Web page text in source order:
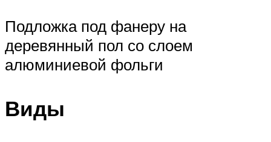
Подложка под фанеру на
деревянный пол со слоем
алюминиевой фольги
Виды